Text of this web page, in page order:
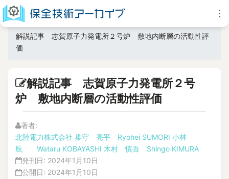
解説記事 志賀原子力発電所２号炉 敷地内断層の活動性評
価
解説記事 志賀原子力発電所２号
炉 敷地内断層の活動性評価
著者:
北陸電力株式会社 巢守 亮平 Ryohei SUMORI 小林
航 Wataru KOBAYASHI 木村 慎吾 Shingo KIMURA
発刊日: 2024年1月10日
公開日: 2024年1月10日